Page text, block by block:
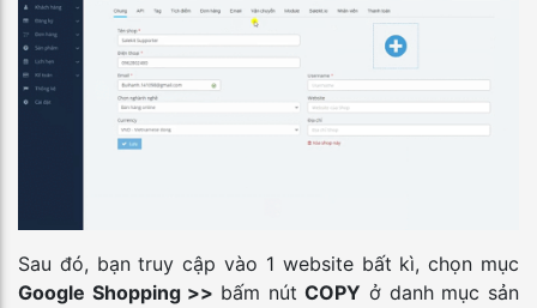
Sau đó, bạn truy cập vào 1 website bất kì, chọn mục
Google Shopping >> bấm nútCOPY ở danh mục sản